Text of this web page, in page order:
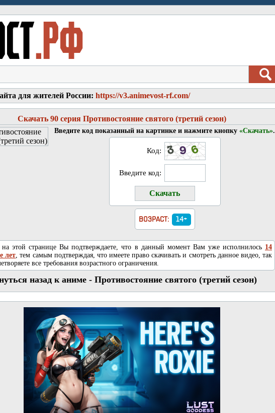
для жителей России: https://v3.animevost-rf.com/
Скачать 90 серия Противостояние святого (третий сезон)
Введите код показанный на картинке и нажмите кнопку «Скачать».
Код:
Введите код:
ВОЗРАСТ: 14+
на этой странице Вы подтверждаете, что в данный момент Вам уже исполнилось 14
лет, тем самым подтверждая, что имеете право скачивать и смотреть данное видео, так
все требования возрастного ограничения.
назад к аниме - Противостояние святого (третий сезон)